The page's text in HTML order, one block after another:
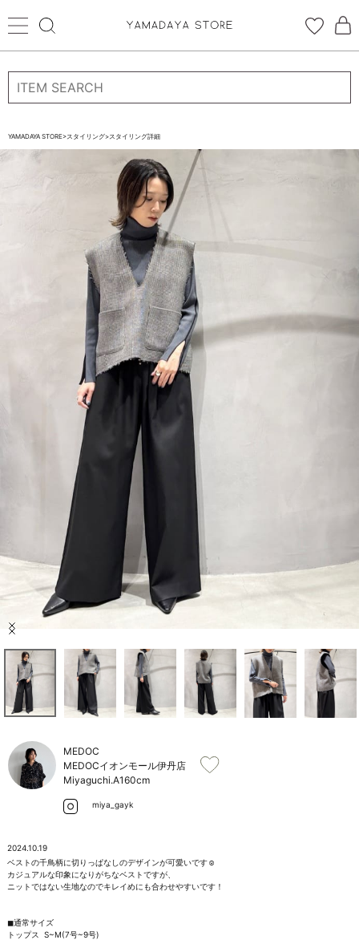
ログイン 新規会員登録
お気に入り
CATEGORYから探す
STORE BRAND・LABELから探す
すべての商品
セール商品
スタイリング
ブランド一覧
店舗検索
ご利用ガイド/ヘルプ
YAMADAYA STORE>スタイリング>スタイリング詳細
Item
MEDOC
MEDOCイオンモール伊丹店
Miyaguchi.A160cm
miya_gayk
2024.10.19
ベストの千鳥柄に切りっぱなしのデザインが可愛いです☺️
カジュアルな印象になりがちなベストですが、
ニットではない生地なのでキレイめにも合わせやすいです！
◼︎通常サイズ
トップス  S~M(7号~9号)
ログイン